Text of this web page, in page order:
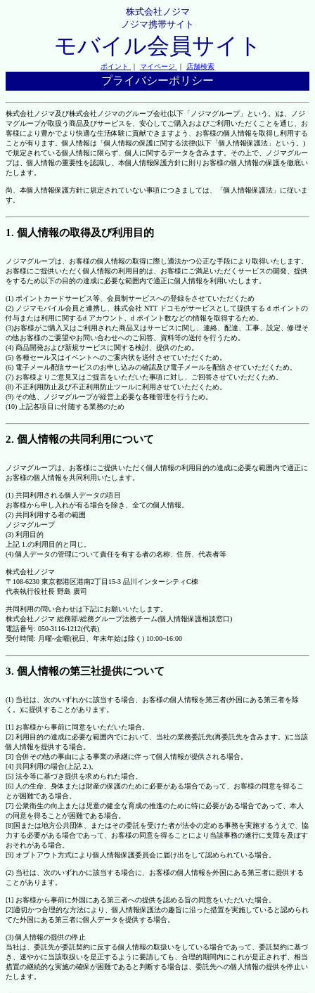
株式会社ノジマ
ノジマ携帯サイト
モバイル会員サイト
ポイント ｜ マイページ ｜ 店舗検索
プライバシーポリシー
株式会社ノジマ及び株式会社ノジマのグループ会社(以下「ノジマグループ」という。)は、ノジ
マグループが取扱う商品及びサービスを、安心してご購入およびご利用いただくことを通じ、お
客様により豊かでより快適な生活体験に貢献できますよう、お客様の個人情報を取得し利用する
ことが有ります。個人情報は「個人情報の保護に関する法律(以下「個人情報保護法」という。)
で規定されている個人情報に限らず、個人に関するデータを含みます。その上で、ノジマグルー
プは、個人情報の重要性を認識し、本個人情報保護方針に則りお客様の個人情報の保護を徹底い
たします。
尚、本個人情報保護方針に規定されていない事項につきましては、「個人情報保護法」に従いま
す。
1. 個人情報の取得及び利用目的
ノジマグループは、お客様の個人情報の取得に際し適法かつ公正な手段により取得いたします。
お客様にご提供いただく個人情報の利用目的は、お客様にご満足いただくサービスの開発、提供
をするため以下の目的の達成に必要な範囲内で適正に個人情報を利用いたします。
(1) ポイントカードサービス等、会員制サービスへの登録をさせていただくため
(2) ノジマモバイル会員と連携し、株式会社 NTT ドコモがサービスとして提供する d ポイントの
付与または利用に関するd アカウント、d ポイント数などの情報を取得するため。
(3)お客様がご購入又はご利用された商品又はサービスに関し、連絡、配達、工事、設定、修理そ
の他お客様のご要望やお問い合わせへのご回答、資料等の送付を行うため。
(4) 商品開発および新規サービスに関する検討、提供のため。
(5) 各種セール又はイベントへのご案内状を送付させていただくため。
(6) 電子メール配信サービスのお申し込みの確認及び電子メールを配信させていただくため。
(7) お客様よりご意見又はご提言をいただいた事項に対し、ご回答させていただくため。
(8) 不正利用防止及び不正利用防止ツールに利用させていただくため。
(9) その他、ノジマグループが経営上必要な各種管理を行うため。
(10) 上記各項目に付随する業務のため
2. 個人情報の共同利用について
ノジマグループは、お客様にご提供いただく個人情報の利用目的の達成に必要な範囲内で適正に
お客様の個人情報を共同利用いたします。
(1) 共同利用される個人データの項目
お客様から申し入れが有る場合を除き、全ての個人情報。
(2) 共同利用する者の範囲
ノジマグループ
(3) 利用目的
上記 1.の利用目的と同じ。
(4) 個人データの管理について責任を有する者の名称、住所、代表者等
株式会社ノジマ
〒108-6230 東京都港区港南2丁目15-3 品川インターシティC棟
代表執行役社長 野島 廣司
共同利用の問い合わせは下記にお願いいたします。
株式会社ノジマ 総務部/総務グループ法務チーム(個人情報保護相談窓口)
電話番号: 050-3116-1212(代表)
受付時間: 月曜~金曜(祝日、年末年始は除く) 10:00~16:00
3. 個人情報の第三社提供について
(1) 当社は、次のいずれかに該当する場合、お客様の個人情報を第三者(外国にある第三者を除
く。)に提供することがあります。
[1] お客様から事前に同意をいただいた場合。
[2] 利用目的の達成に必要な範囲内でにおいて、当社の業務委託先(再委託先を含みます。)に当該
個人情報を提供する場合。
[3] 合併その他の事由による事業の承継に伴って個人情報が提供される場合。
[4] 共同利用の場合(上記 2.)。
[5] 法令等に基づき提供を求められた場合。
[6] 人の生命、身体または財産の保護のために必要がある場合であって、お客様の同意を得るこ
とが困難である場合。
[7] 公衆衛生の向上または児童の健全な育成の推進のために特に必要がある場合であって、本人
の同意を得ることが困難である場合。
[8]国または地方公共団体、またはその委託を受けた者が法令の定める事務を実施するうえで、協
力する必要がある場合であって、お客様の同意を得ることにより当該事務の遂行に支障を及ぼす
おそれがある場合。
[9] オプトアウト方式により個人情報保護委員会に届け出をして認められている場合。
(2) 当社は、次のいずれかに該当する場合に、お客様の個人情報を外国にある第三者に提供する
ことがあります。
[1] お客様から事前に外国にある第三者への提供を認める旨の同意をいただいた場合。
[2]適切かつ合理的な方法により、個人情報保護法の趣旨に沿った措置を実施していると認められ
てた外国にある第三者に個人データを提供する場合。
(3) 個人情報の提供の停止
当社は、委託先が委託契約に反する個人情報の取扱いをしている場合であって、委託契約に基づ
き、速やかに当該取扱いを是正するように要請しても、合理的期間内にこれが是正されず、相当
措置の継続的な実施の確保が困難であると判断する場合は、委託先への個人情報の提供を停止い
たします。